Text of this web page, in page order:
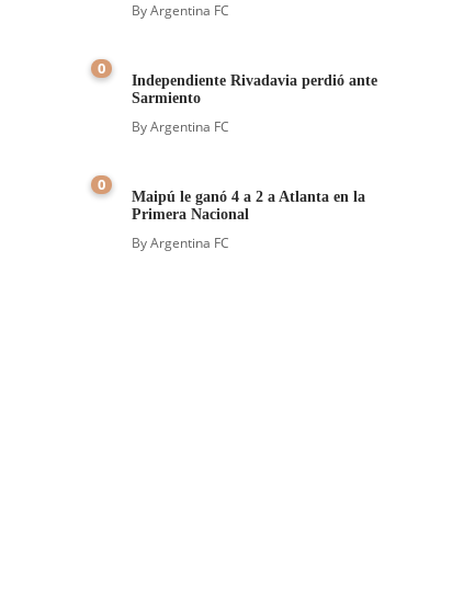
ByArgentina FC
0
Independiente Rivadavia perdió ante
Sarmiento
ByArgentina FC
0
Maipú le ganó 4 a 2 a Atlanta en la
Primera Nacional
ByArgentina FC